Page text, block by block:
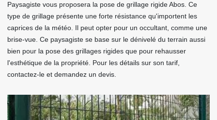
Paysagiste vous proposera la pose de grillage rigide Abos. Ce
type de grillage présente une forte résistance qu'importent les
caprices de la météo. Il peut opter pour un occultant, comme une
brise-vue. Ce paysagiste se base sur le dénivelé du terrain aussi
bien pour la pose des grillages rigides que pour rehausser
l'esthétique de la propriété. Pour les détails sur son tarif,
contactez-le et demandez un devis.